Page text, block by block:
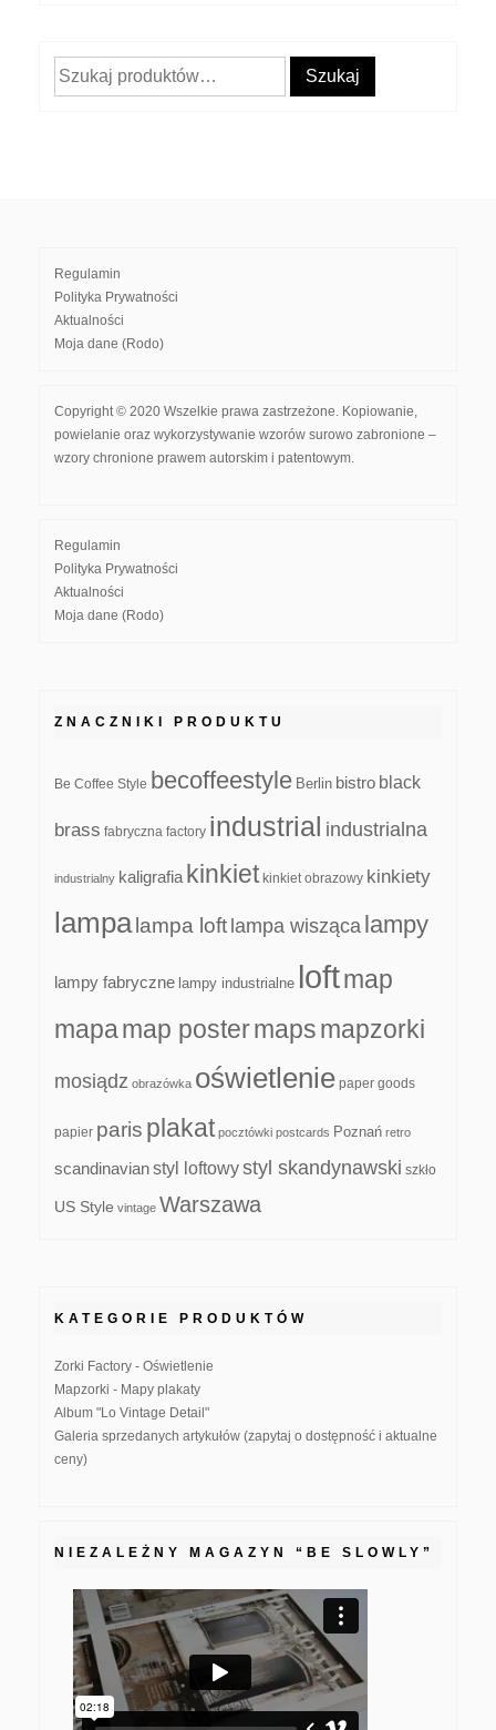
Szukaj: Szukaj
Regulamin
Polityka Prywatności
Aktualności
Moja dane (Rodo)
Copyright © 2020 Wszelkie prawa zastrzeżone. Kopiowanie,
powielanie oraz wykorzystywanie wzorów surowo zabronione –
wzory chronione prawem autorskim i patentowym.
Regulamin
Polityka Prywatności
Aktualności
Moja dane (Rodo)
ZNACZNIKI PRODUKTU
Be Coffee Style becoffeestyle Berlin bistro black
brass fabryczna factory industrial industrialna
industrialny kaligrafia kinkiet kinkiet obrazowy kinkiety
lampa lampa loft lampa wisząca lampy
lampy fabryczne lampy industrialne loftmap
mapamap postermapsmapzorki
mosiądz obrazówka oświetlenie paper goods
papier paris plakat pocztówki postcards Poznań retro
scandinavianstyl loftowystyl skandynawski szkło
US Style vintage Warszawa
KATEGORIE PRODUKTÓW
Zorki Factory - Oświetlenie
Mapzorki - Mapy plakaty
Album "Lo Vintage Detail"
Galeria sprzedanych artykułów (zapytaj o dostępność i aktualne
ceny)
NIEZALEŻNY MAGAZYN “BE SLOWLY”